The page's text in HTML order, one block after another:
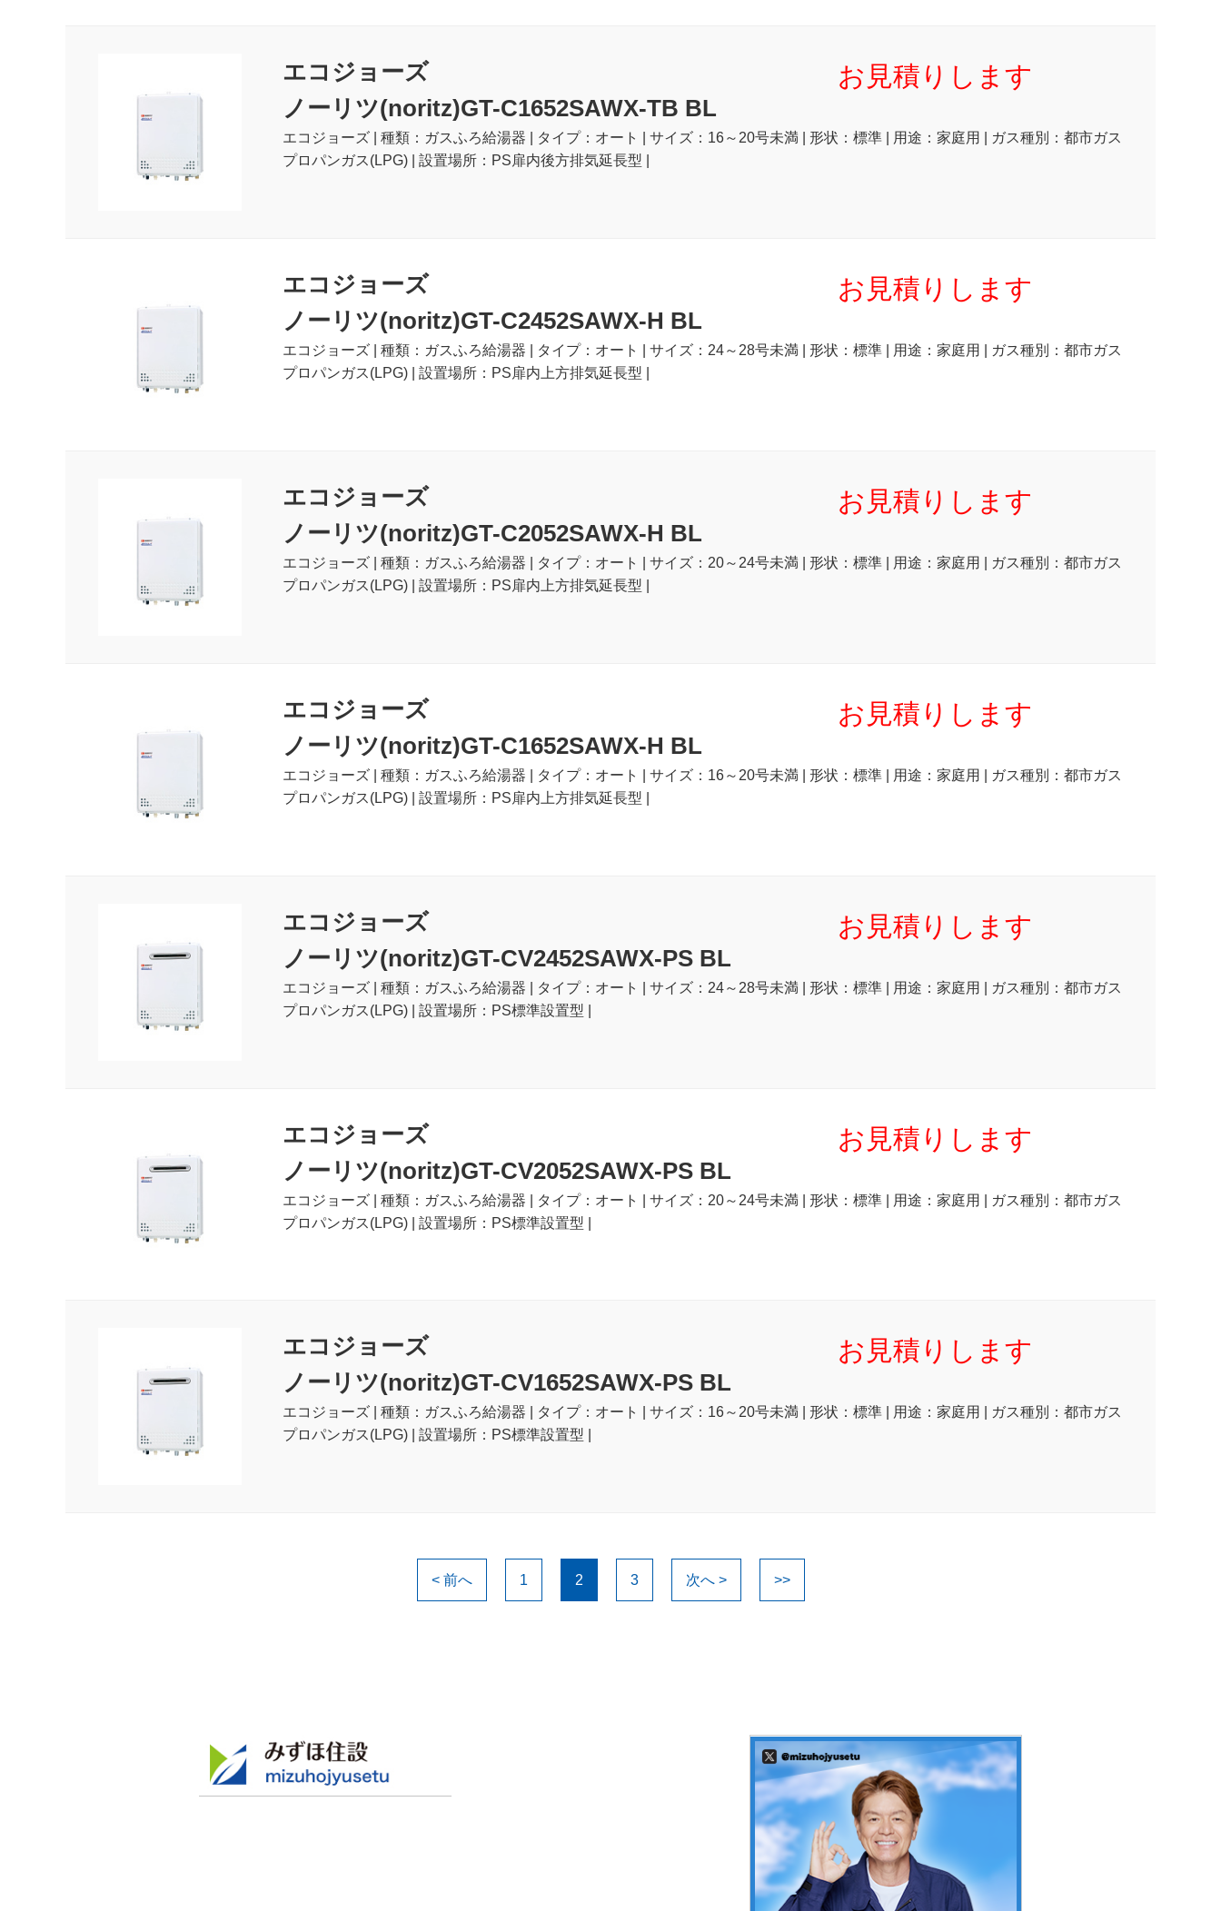
エコジョーズ
ノーリツ(noritz)GT-C1652SAWX-TB BL
お見積りします
エコジョーズ | 種類：ガスふろ給湯器 | タイプ：オート | サイズ：16～20号未満 | 形状：標準 | 用途：家庭用 | ガス種別：都市ガス
プロパンガス(LPG) | 設置場所：PS扉内後方排気延長型 |
エコジョーズ
ノーリツ(noritz)GT-C2452SAWX-H BL
お見積りします
エコジョーズ | 種類：ガスふろ給湯器 | タイプ：オート | サイズ：24～28号未満 | 形状：標準 | 用途：家庭用 | ガス種別：都市ガス
プロパンガス(LPG) | 設置場所：PS扉内上方排気延長型 |
エコジョーズ
ノーリツ(noritz)GT-C2052SAWX-H BL
お見積りします
エコジョーズ | 種類：ガスふろ給湯器 | タイプ：オート | サイズ：20～24号未満 | 形状：標準 | 用途：家庭用 | ガス種別：都市ガス
プロパンガス(LPG) | 設置場所：PS扉内上方排気延長型 |
エコジョーズ
ノーリツ(noritz)GT-C1652SAWX-H BL
お見積りします
エコジョーズ | 種類：ガスふろ給湯器 | タイプ：オート | サイズ：16～20号未満 | 形状：標準 | 用途：家庭用 | ガス種別：都市ガス
プロパンガス(LPG) | 設置場所：PS扉内上方排気延長型 |
エコジョーズ
ノーリツ(noritz)GT-CV2452SAWX-PS BL
お見積りします
エコジョーズ | 種類：ガスふろ給湯器 | タイプ：オート | サイズ：24～28号未満 | 形状：標準 | 用途：家庭用 | ガス種別：都市ガス
プロパンガス(LPG) | 設置場所：PS標準設置型 |
エコジョーズ
ノーリツ(noritz)GT-CV2052SAWX-PS BL
お見積りします
エコジョーズ | 種類：ガスふろ給湯器 | タイプ：オート | サイズ：20～24号未満 | 形状：標準 | 用途：家庭用 | ガス種別：都市ガス
プロパンガス(LPG) | 設置場所：PS標準設置型 |
エコジョーズ
ノーリツ(noritz)GT-CV1652SAWX-PS BL
お見積りします
エコジョーズ | 種類：ガスふろ給湯器 | タイプ：オート | サイズ：16～20号未満 | 形状：標準 | 用途：家庭用 | ガス種別：都市ガス
プロパンガス(LPG) | 設置場所：PS標準設置型 |
< 前へ 1 2 3 次へ > >>